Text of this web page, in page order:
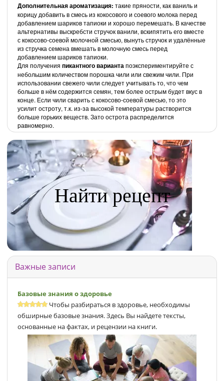
Дополнительная ароматизация: такие пряности, как ваниль и
корицу добавить в смесь из кокосового и соевого молока перед
добавлением шариков тапиоки и хорошо перемешать. В качестве
альтернативы выскребсти стручок ванили, вскипятить его вместе
с кокосово-соевой молочной смесью, вынуть стручок и удалённые
из стручка семена вмешать в молочную смесь перед
добавлением шариков тапиоки.
Для получения пикантного вариантапоэкспериментируйте с
небольшим количеством порошка чили или свежим чили. При
использовании свежего чили следует учитывать то, что чем
больше в нём содержится семян, тем более острым будет вкус в
конце. Если чили сварить с кокосово-соевой смесью, то это
усилит остроту, т.к. из-за высокой температуры растворится
больше горьких веществ. Зато острота распределится
равномерно.
Найти рецепт
Важные записи
Базовые знания о здоровье
Чтобы разбираться в здоровье, необходимы
обширные базовые знания. Здесь Вы найдете тексты,
основанные на фактах, и рецензии на книги.